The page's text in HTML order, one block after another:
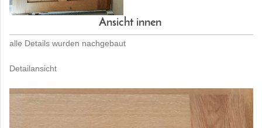
Ansicht innen
alle Details wurden nachgebaut
Detailansicht